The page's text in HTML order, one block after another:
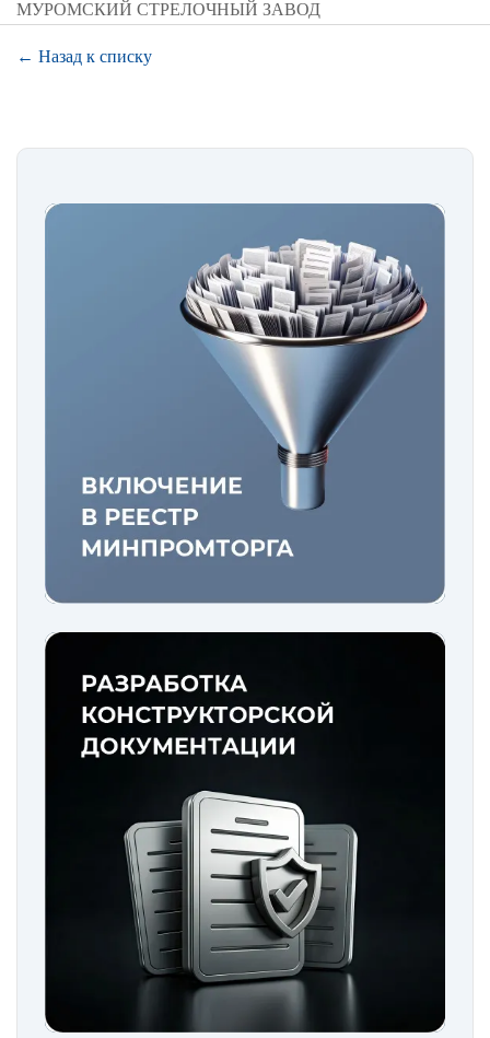
МУРОМСКИЙ СТРЕЛОЧНЫЙ ЗАВОД
← Назад к списку